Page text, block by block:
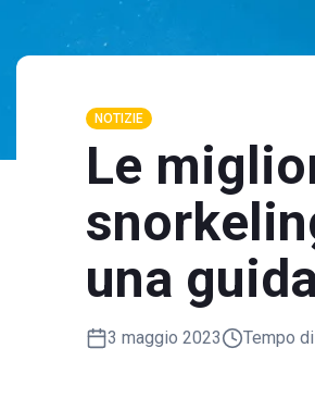
NOTIZIE
Le
una
3 maggio 2023 Tempo